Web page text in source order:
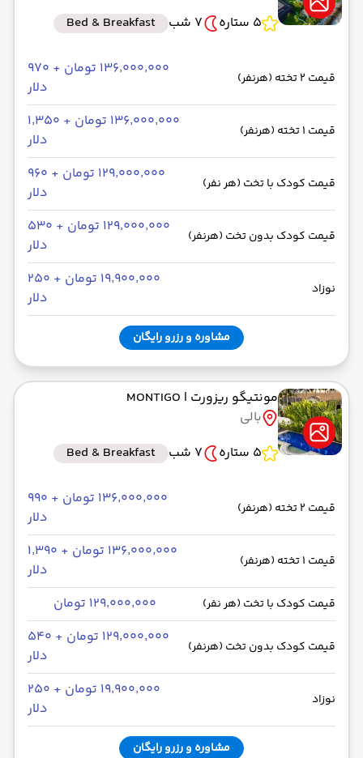
5 ستاره 7 شب Bed & Breakfast
قیمت 2 تخته (هرنفر)
۱۳۶٬۰۰۰٬۰۰۰ تومان + ۹۷۰
دلار
قیمت 1 تخته (هرنفر)
۱۳۶٬۰۰۰٬۰۰۰ تومان + ۱٬۳۵۰
دلار
قیمت کودک با تخت (هر نفر)
۱۲۹٬۰۰۰٬۰۰۰ تومان + ۹۶۰
دلار
قیمت کودک بدون تخت (هرنفر)
۱۲۹٬۰۰۰٬۰۰۰ تومان + ۵۳۰
دلار
نوزاد
۱۹٬۹۰۰٬۰۰۰ تومان + ۲۵۰
دلار
مشاوره و رزرو رایگان
مونتیگو ریزورت | MONTIGO
بالی
5 ستاره
7 شب Bed & Breakfast
قیمت 2 تخته (هرنفر)
۱۳۶٬۰۰۰٬۰۰۰ تومان + ۹۹۰
دلار
قیمت 1 تخته (هرنفر)
۱۳۶٬۰۰۰٬۰۰۰ تومان + ۱٬۳۹۰
دلار
قیمت کودک با تخت (هر نفر) ۱۲۹٬۰۰۰٬۰۰۰ تومان
قیمت کودک بدون تخت (هرنفر)
۱۲۹٬۰۰۰٬۰۰۰ تومان + ۵۴۰
دلار
نوزاد
۱۹٬۹۰۰٬۰۰۰ تومان + ۲۵۰
دلار
مشاوره و رزرو رایگان